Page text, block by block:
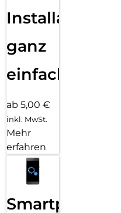
Installation
ganz
einfach
ab 5,00 €
inkl. MwSt.
Mehr
erfahren
Smartphone